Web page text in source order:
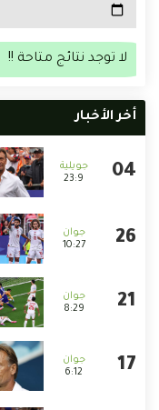
لا توجد نتائج متاحة !!
أخر الأخبار
23:9
10:27
8:29
6:12